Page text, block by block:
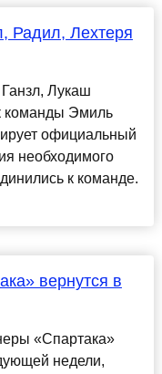
Радил, Лехтеря
Лукаш
команды Эмиль
официальный
необходимого
к команде.
вернутся в
«Спартака»
недели,